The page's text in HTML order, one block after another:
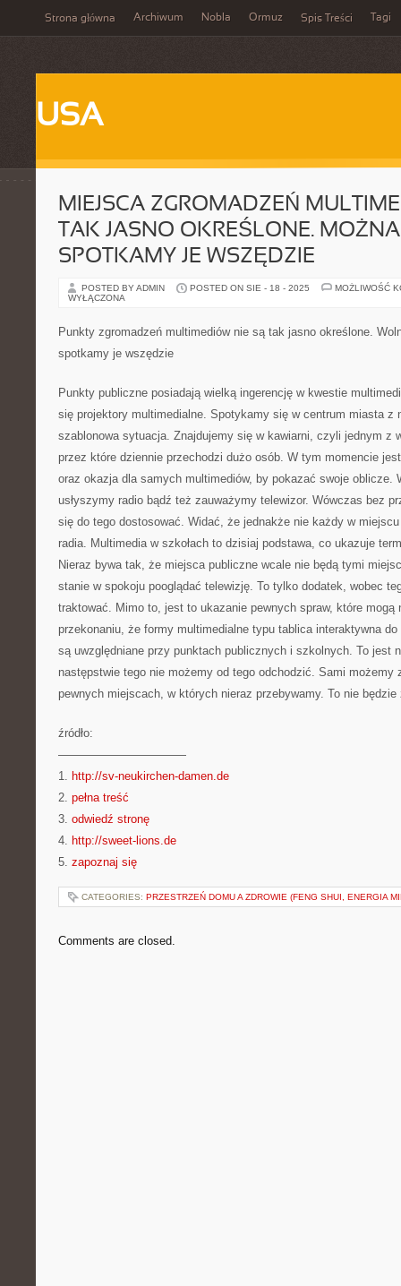
Strona główna Archiwum Nobla Ormuz Spis Treści Tagi
USA
MIEJSCA ZGROMADZEŃ
TAK JASNO OKREŚLONE.
SPOTKAMY JE WSZĘDZIE
POSTED BY ADMIN POSTED ON SIE - 18 - 2025
MOŻLIWOŚĆ
WYŁĄCZONA
Punkty zgromadzeń multimediów nie są tak jasno określone.
spotkamy je wszędzie
Punkty publiczne posiadają wielką ingerencję w kwestie
się projektory multimedialne. Spotykamy się w centrum miasta z
szablonowa sytuacja. Znajdujemy się w kawiarni, czyli jednym z
przez które dziennie przechodzi dużo osób. W tym momencie
oraz okazja dla samych multimediów, by pokazać swoje oblicze.
usłyszymy radio bądź też zauważymy telewizor. Wówczas bez
się do tego dostosować. Widać, że jednakże nie każdy w
radia. Multimedia w szkołach to dzisiaj podstawa, co ukazuje
Nieraz bywa tak, że miejsca publiczne wcale nie będą tymi
stanie w spokoju pooglądać telewizję. To tylko dodatek, wobec
traktować. Mimo to, jest to ukazanie pewnych spraw, które mogą
przekonaniu, że formy multimedialne typu tablica interaktywna do
są uwzględniane przy punktach publicznych i szkolnych. To jest
następstwie tego nie możemy od tego odchodzić. Sami możemy
pewnych miejscach, w których nieraz przebywamy. To nie będzie
źródło:
———————————
1. http://sv-neukirchen-damen.de
2. pełna treść
3. odwiedź stronę
4. http://sweet-lions.de
5. zapoznaj się
CATEGORIES: PRZESTRZEŃ DOMU A ZDROWIE (FENG SHUI, ENERGIA
Comments are closed.